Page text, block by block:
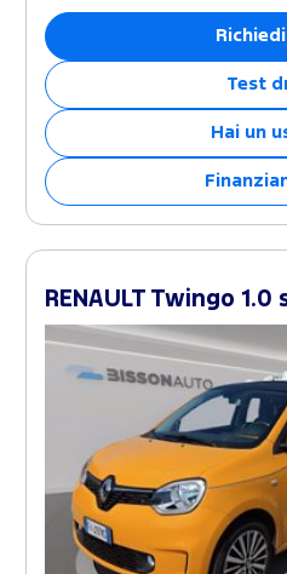
Test
Hai un
RENAULT Twingo